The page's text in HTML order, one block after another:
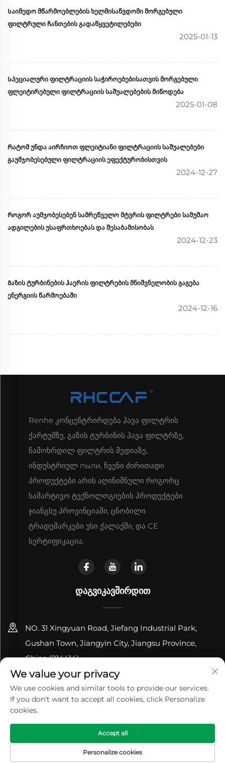
Საიმედო მწარმოებლების ხელმისაწვდომი მორგებული
ფილტრული ჩანთების გადაწყვეტილებები
2025-01-13
Სპეციალური ფილტრაციის საჭიროებებისათვის მორგებული
ფლეიტირებული ფილტრაციის საშუალებების მიწოდება
2025-01-08
Რატომ უნდა აირჩიოთ ფლეიტიანი ფილტრაციის საშუალებები
გაუმჯობესებული ფილტრაციის ეფექტურობისთვის
2024-12-27
Როგორ აუმჯობესებენ სამრეწველო მტვრის ფილტრები სამუშაო
ადგილების უსაფრთხოებას და შესაბამისობას
2024-12-23
Გაზის ტურბინების ჰაერის ფილტრების მნიშვნელობის გაგება
ენერგიის წარმოებაში
2024-12-16
Renhe კონცენტრირდება ჰავა ფილტრის
ქარტუშზე, გაზის ტურბინის ჰავა ფილტრზე,
ჩამოხრდილ ფილტრის მედიაზე,
ინდუსტრიულ пыли, ჩვენი ძირითადი
პროდუქტები არის აღინიშნული როგორც
სამარტივო ტექნოლოგიების პროდუქტები
ჯიანგსუ პროვინციაში, ცნობილი
ტრადემარკები უსი ქალაქში, და CE
სერტიფიკაცია.
ᲓᲐᲒᲕᲘᲙᲐᲕᲨᲘᲠᲓᲘᲗ
NO. 31 Xingyuan Road, Jiefang Industrial Park,
Gushan Town, Jiangyin City, Jiangsu Province,
China (214414)
+86-18961600368
[email protected]
Ავტორის უფლებები © 2024 Jiangsu Renhe Environmental
Equipments Co., Ltd Კონფიდენციალურობის პოლიტიკა
We value your privacy
We use cookies and similar tools to provide our services.
If you don't want to accept all cookies, click Personalize
cookies.
Personalize cookies
Accept all